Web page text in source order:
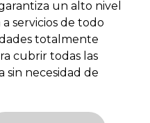
un alto nivel
servicios de todo
totalmente
cubrir todas las
sin necesidad de